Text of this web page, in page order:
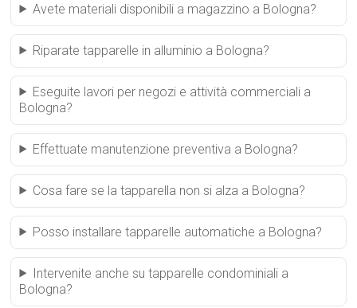
Avete materiali disponibili a magazzino a Bologna?
Riparate tapparelle in alluminio a Bologna?
Eseguite lavori per negozi e attività commerciali a
Bologna?
Effettuate manutenzione preventiva a Bologna?
Cosa fare se la tapparella non si alza a Bologna?
Posso installare tapparelle automatiche a Bologna?
Intervenite anche su tapparelle condominiali a
Bologna?